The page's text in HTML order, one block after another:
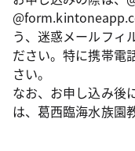
う、迷惑メールフィ
ださい。特に携帯電
さい。
なお、お申し込み後
は、葛西臨海水族園